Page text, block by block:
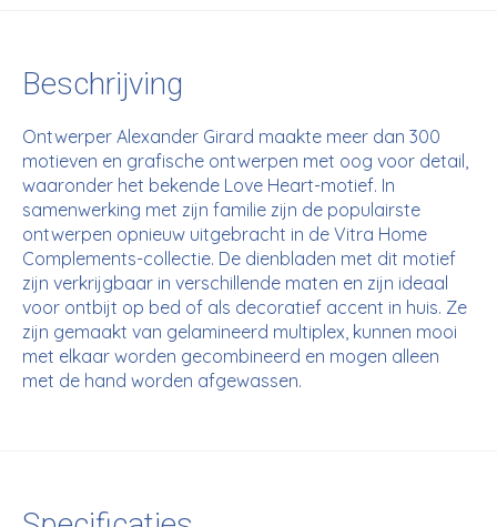
Beschrijving
Ontwerper Alexander Girard maakte meer dan 300
motieven en grafische ontwerpen met oog voor detail,
waaronder het bekende Love Heart-motief. In
samenwerking met zijn familie zijn de populairste
ontwerpen opnieuw uitgebracht in de Vitra Home
Complements-collectie. De dienbladen met dit motief
zijn verkrijgbaar in verschillende maten en zijn ideaal
voor ontbijt op bed of als decoratief accent in huis. Ze
zijn gemaakt van gelamineerd multiplex, kunnen mooi
met elkaar worden gecombineerd en mogen alleen
met de hand worden afgewassen.